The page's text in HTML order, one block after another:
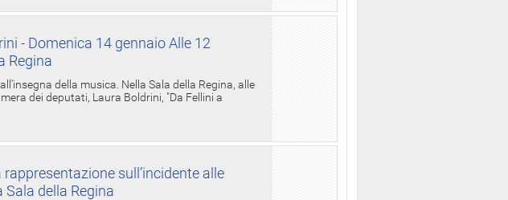
- Domenica 14 gennaio Alle 12
Regina
della musica. Nella Sala della Regina, alle
dei deputati, Laura Boldrini, "Da Fellini a
sull’incidente alle
Sala della Regina